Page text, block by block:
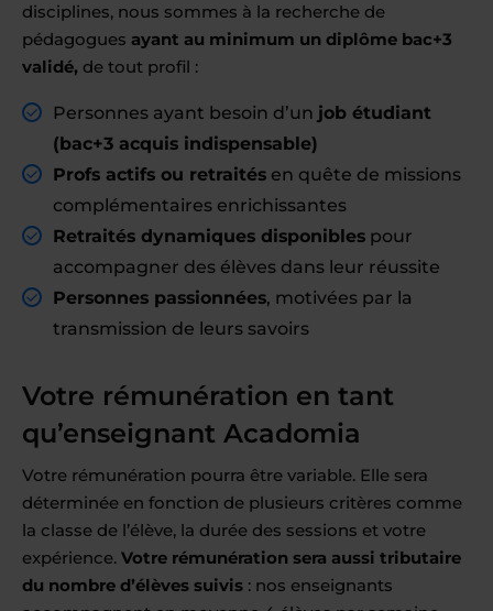
disciplines, nous sommes à la recherche de
pédagogues ayant au minimum un diplôme bac+3
validé, de tout profil :
Personnes ayant besoin d’un job étudiant
(bac+3 acquis indispensable)
Profs actifs ou retraités en quête de missions
complémentaires enrichissantes
Retraités dynamiques disponibles pour
accompagner des élèves dans leur réussite
Personnes passionnées, motivées par la
transmission de leurs savoirs
Votre rémunération en tant
qu’enseignant Acadomia
Votre rémunération pourra être variable. Elle sera
déterminée en fonction de plusieurs critères comme
la classe de l’élève, la durée des sessions et votre
expérience. Votre rémunération sera aussi tributaire
du nombre d’élèves suivis : nos enseignants